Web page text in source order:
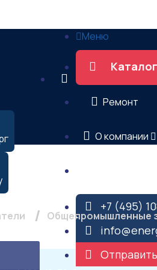
Меню
Каталог
Ремонт
О компании
+7 (495)
Общепромышленные